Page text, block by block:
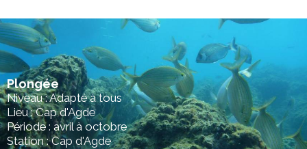
Plongée
Niveau : Adapté à tous
Lieu : Cap d'Agde
Période : avril à octobre
Station : Cap d'Agde